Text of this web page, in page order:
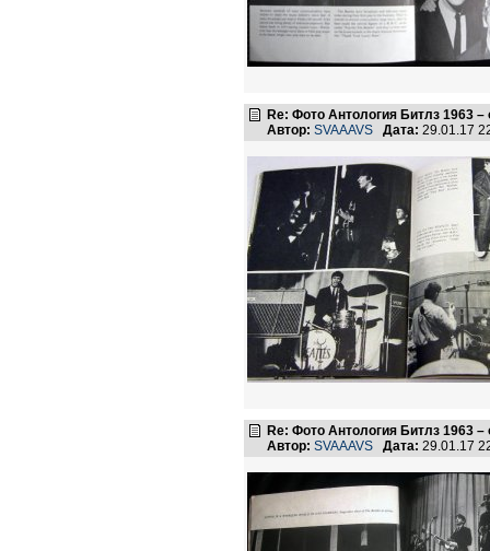
Re: Фото Антология Битлз 1963 –
Автор: SVAAAVS Дата: 29.01.17
Re: Фото Антология Битлз 1963 –
Автор: SVAAAVS Дата: 29.01.17